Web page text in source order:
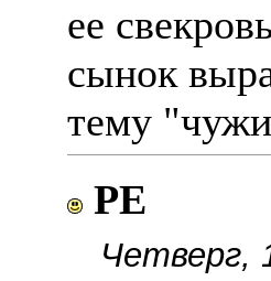
ее
сынок
тему
РЕ
Четверг,